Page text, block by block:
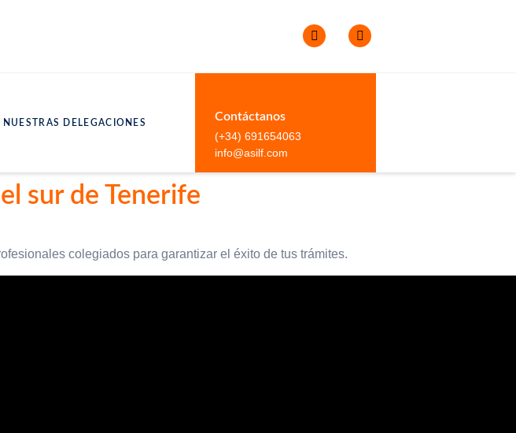
NUESTRAS DELEGACIONES
Contáctanos
(+34) 691654063
info@asilf.com
sur de Tenerife
colegiados para garantizar el éxito de tus trámites.